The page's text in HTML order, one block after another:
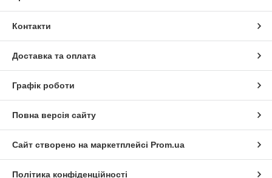
Контакти
Доставка та оплата
Графік роботи
Повна версія сайту
Сайт створено на маркетплейсі Prom.ua
Політика конфіденційності